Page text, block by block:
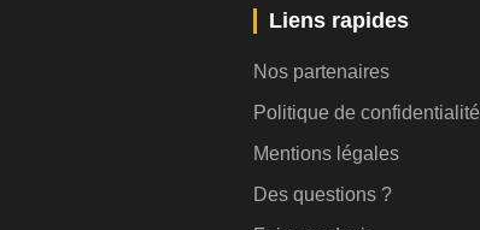
Liens rapides
Nos partenaires
Politique de confidentialité
Mentions légales
Des questions ?